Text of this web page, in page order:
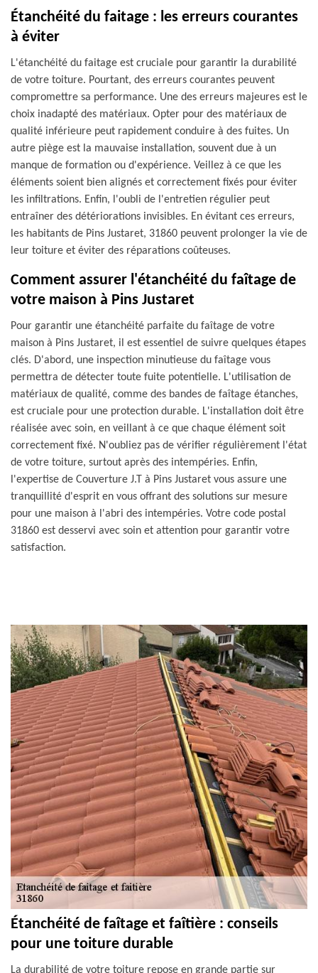
Étanchéité du faitage : les erreurs courantes
à éviter
L'étanchéité du faitage est cruciale pour garantir la durabilité
de votre toiture. Pourtant, des erreurs courantes peuvent
compromettre sa performance. Une des erreurs majeures est le
choix inadapté des matériaux. Opter pour des matériaux de
qualité inférieure peut rapidement conduire à des fuites. Un
autre piège est la mauvaise installation, souvent due à un
manque de formation ou d'expérience. Veillez à ce que les
éléments soient bien alignés et correctement fixés pour éviter
les infiltrations. Enfin, l'oubli de l'entretien régulier peut
entraîner des détériorations invisibles. En évitant ces erreurs,
les habitants de Pins Justaret, 31860 peuvent prolonger la vie de
leur toiture et éviter des réparations coûteuses.
Comment assurer l'étanchéité du faîtage de
votre maison à Pins Justaret
Pour garantir une étanchéité parfaite du faîtage de votre
maison à Pins Justaret, il est essentiel de suivre quelques étapes
clés. D'abord, une inspection minutieuse du faîtage vous
permettra de détecter toute fuite potentielle. L'utilisation de
matériaux de qualité, comme des bandes de faîtage étanches,
est cruciale pour une protection durable. L'installation doit être
réalisée avec soin, en veillant à ce que chaque élément soit
correctement fixé. N'oubliez pas de vérifier régulièrement l'état
de votre toiture, surtout après des intempéries. Enfin,
l'expertise de Couverture J.T à Pins Justaret vous assure une
tranquillité d'esprit en vous offrant des solutions sur mesure
pour une maison à l'abri des intempéries. Votre code postal
31860 est desservi avec soin et attention pour garantir votre
satisfaction.
Étanchéité de faîtage et faîtière : conseils
pour une toiture durable
La durabilité de votre toiture repose en grande partie sur